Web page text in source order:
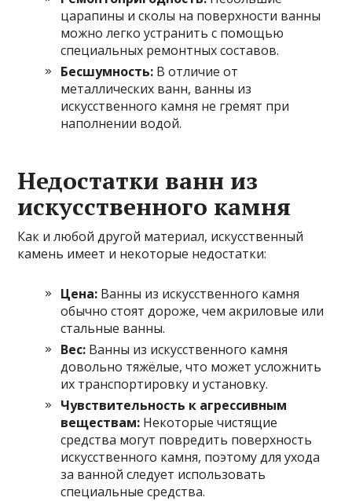
царапины и сколы на поверхности ванны
можно легко устранить с помощью
специальных ремонтных составов.
Бесшумность: В отличие от
металлических ванн, ванны из
искусственного камня не гремят при
наполнении водой.
Недостатки ванн из
искусственного камня
Как и любой другой материал, искусственный
камень имеет и некоторые недостатки:
Цена: Ванны из искусственного камня
обычно стоят дороже, чем акриловые или
стальные ванны.
Вес: Ванны из искусственного камня
довольно тяжёлые, что может усложнить
их транспортировку и установку.
Чувствительность к агрессивным
веществам: Некоторые чистящие
средства могут повредить поверхность
искусственного камня, поэтому для ухода
за ванной следует использовать
специальные средства.